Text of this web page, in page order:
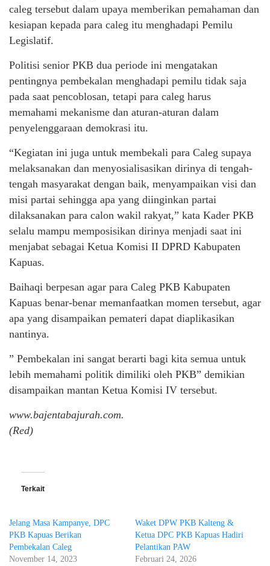
caleg tersebut dalam upaya memberikan pemahaman dan
kesiapan kepada para caleg itu menghadapi Pemilu
Legislatif.
Politisi senior PKB dua periode ini mengatakan
pentingnya pembekalan menghadapi pemilu tidak saja
pada saat pencoblosan, tetapi para caleg harus
memahami mekanisme dan aturan-aturan dalam
penyelenggaraan demokrasi itu.
“Kegiatan ini juga untuk membekali para Caleg supaya
melaksanakan dan menyosialisasikan dirinya di tengah-
tengah masyarakat dengan baik, menyampaikan visi dan
misi partai sehingga apa yang diinginkan partai
dilaksanakan para calon wakil rakyat,” kata Kader PKB
selalu mampu memposisikan dirinya menjadi saat ini
menjabat sebagai Ketua Komisi II DPRD Kabupaten
Kapuas.
Baihaqi berpesan agar para Caleg PKB Kabupaten
Kapuas benar-benar memanfaatkan momen tersebut, agar
apa yang disampaikan pemateri dapat diaplikasikan
nantinya.
” Pembekalan ini sangat berarti bagi kita semua untuk
lebih memahami politik dimiliki oleh PKB” demikian
disampaikan mantan Ketua Komisi IV tersebut.
www.bajentabajurah.com.
(Red)
Terkait
Jelang Masa Kampanye, DPC
PKB Kapuas Berikan
Pembekalan Caleg
November 14, 2023
Waket DPW PKB Kalteng &
Ketua DPC PKB Kapuas Hadiri
Pelantikan PAW
Februari 24, 2026